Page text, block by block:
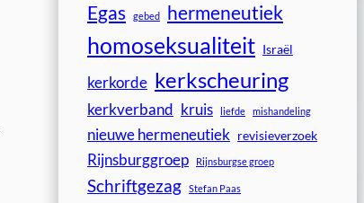
Egas gebed hermeneutiek
homoseksualiteit Israël
kerkorde kerkscheuring
kerkverband kruis liefde mishandeling
nieuwe hermeneutiek revisieverzoek
Rijnsburggroep Rijnsburgse groep
Schriftgezag Stefan Paas